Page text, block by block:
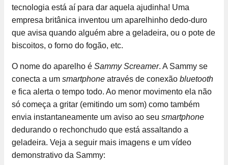
tecnologia está aí para dar aquela ajudinha! Uma
empresa britânica inventou um aparelhinho dedo-duro
que avisa quando alguém abre a geladeira, ou o pote de
biscoitos, o forno do fogão, etc.
O nome do aparelho é Sammy Screamer. A Sammy se
conecta a um smartphone através de conexão bluetooth
e fica alerta o tempo todo. Ao menor movimento ela não
só começa a gritar (emitindo um som) como também
envia instantaneamente um aviso ao seu smartphone
dedurando o rechonchudo que está assaltando a
geladeira. Veja a seguir mais imagens e um vídeo
demonstrativo da Sammy: